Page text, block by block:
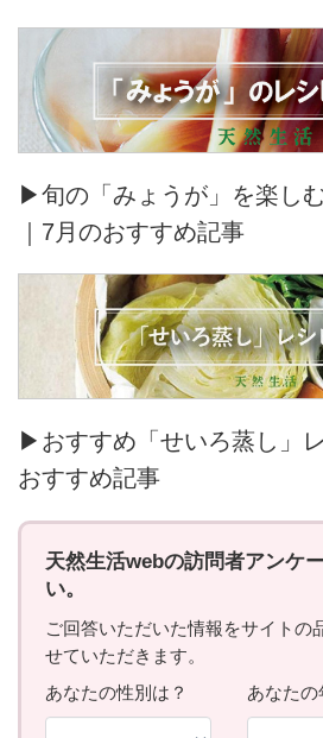
▶旬の「みょうが」を楽し
｜7月のおすすめ記事
▶おすすめ「せいろ蒸し」
おすすめ記事